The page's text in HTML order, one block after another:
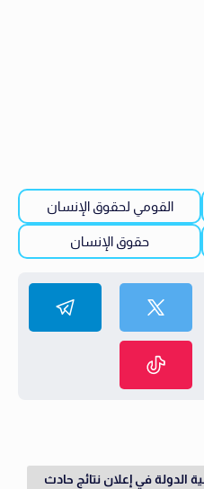
القومي لحقوق الإنسان
حقوق الإنسان
في إعلان نتائج حادث